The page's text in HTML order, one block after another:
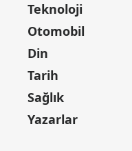
Teknoloji
Otomobil
Din
Tarih
Sağlık
Yazarlar